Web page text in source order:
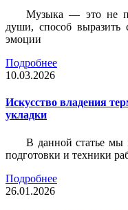
Музыка — это не
души, способ выразить
эмоции
Подробнее
10.03.2026
Искусство владения
укладки
В данной статье мы
подготовки и техники
Подробнее
26.01.2026